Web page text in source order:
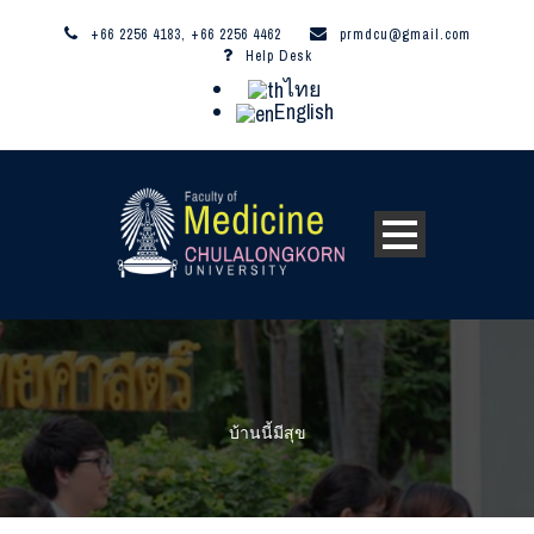
+66 2256 4183, +66 2256 4462
prmdcu@gmail.com
Help Desk
ไทย
English
บ้านนี้มีสุข